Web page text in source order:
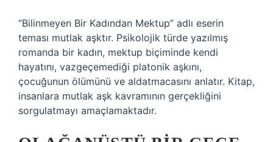
“Bilinmeyen Bir Kadından Mektup” adlı eserin
teması mutlak aşktır. Psikolojik türde yazılmış
romanda bir kadın, mektup biçiminde kendi
hayatını, vazgeçemediği platonik aşkını,
çocuğunun ölümünü ve aldatmacasını anlatır. Kitap,
insanlara mutlak aşk kavramının gerçekliğini
sorgulatmayı amaçlamaktadır.